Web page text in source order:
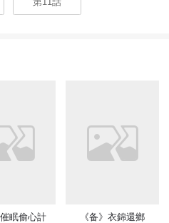
催眠偷心計 《备》衣錦還鄉